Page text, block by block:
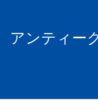
アンティー